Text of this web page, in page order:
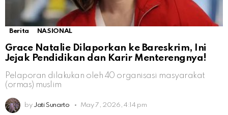
Berita NASIONAL
Grace Natalie Dilaporkan ke Bareskrim, Ini
Jejak Pendidikan dan Karir Menterengnya!
Pelaporan dilakukan oleh 40 organisasi masyarakat
(ormas) muslim
by Jati Sunarto May 7, 2026, 4:14 pm